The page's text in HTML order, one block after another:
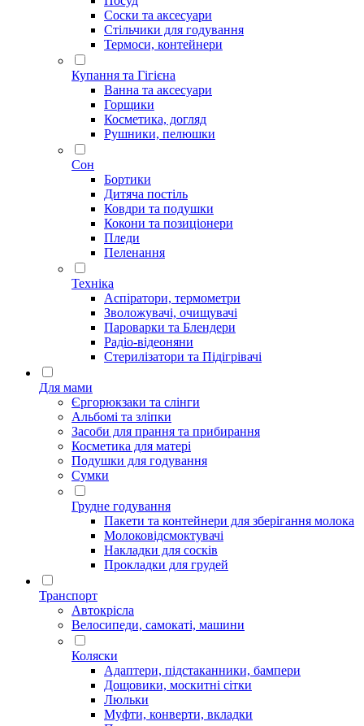
Соски та аксесуари
Стільчики для годування
Термоси, контейнери
Купання та Гігієна
Ванна та аксесуари
Горщики
Косметика, догляд
Рушники, пелюшки
Сон
Бортики
Дитяча постіль
Ковдри та подушки
Кокони та позиціонери
Пледи
Пеленання
Техніка
Аспіратори, термометри
Зволожувачі, очищувачі
Пароварки та Блендери
Радіо-відеоняни
Стерилізатори та Підігрівачі
Для мами
Єргорюкзаки та слінги
Альбомі та зліпки
Засоби для прання та прибирання
Косметика для матері
Подушки для годування
Сумки
Грудне годування
Пакети та контейнери для зберігання молока
Молоковідсмоктувачі
Накладки для сосків
Прокладки для грудей
Транспорт
Автокрісла
Велосипеди, самокаті, машини
Коляски
Адаптери, підстаканники, бампери
Дощовики, москитні сітки
Люльки
Муфти, конверти, вкладки